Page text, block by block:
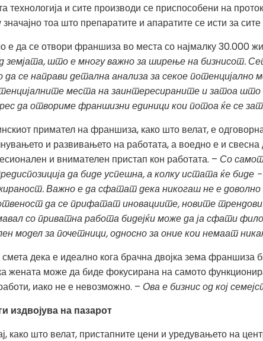
технологија и сите производи се приспособени на
значајно тоа што препаратите и апаратите се исти за
е да се отвори франшиза во места со најмалку 30.000
земјата, што е многу важно за ширење на бизнисот.
да се направи детална анализа за секое
места на заинтересираните и затоа
да отвориме франшизни единици кои потоа ќе се
примател на франшиза, како што велат, е
и развивањето на работата, а воедно е и
и внимателен пристап кон работата. – Со
да биде успешна, а колку истата ќе
Важно е да сфатат дека никогаш не е
да се прифатат иновациите, новите
со приватна работа бидејќи може да ја сфати
модел за почетници, односно за оние кои немаат
дека е идеално кога брачна двојка зема франшиза
жената може да биде фокусирана на самото
иако не е невозможно. – Ова е бизнис од кој
издвојува на пазарот
како што велат, пристапните цени и уредувањето на